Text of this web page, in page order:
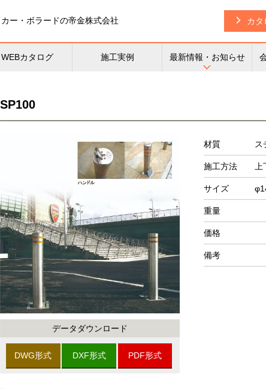
ー・ ボラードの帝金株式会社 カタ
WEBカタログ 施工実例 最新情報・お知らせ
SP100
データダウンロード
DWG形式 DXF形式 PDF形式
材質 ス
施工方法
サイズ
重量
価格
備考